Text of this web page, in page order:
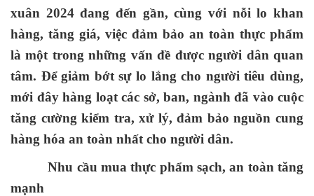
xuân 2024 đang đến gần, cùng với nỗi lo khan
hàng, tăng giá, việc đảm bảo an toàn thực phẩm
là một trong những vấn đề được người dân quan
tâm. Để giảm bớt sự lo lắng cho người tiêu dùng,
mới đây hàng loạt các sở, ban, ngành đã vào cuộc
tăng cường kiểm tra, xử lý, đảm bảo nguồn cung
hàng hóa an toàn nhất cho người dân.
Nhu cầu mua thực phẩm sạch, an toàn tăng
mạnh